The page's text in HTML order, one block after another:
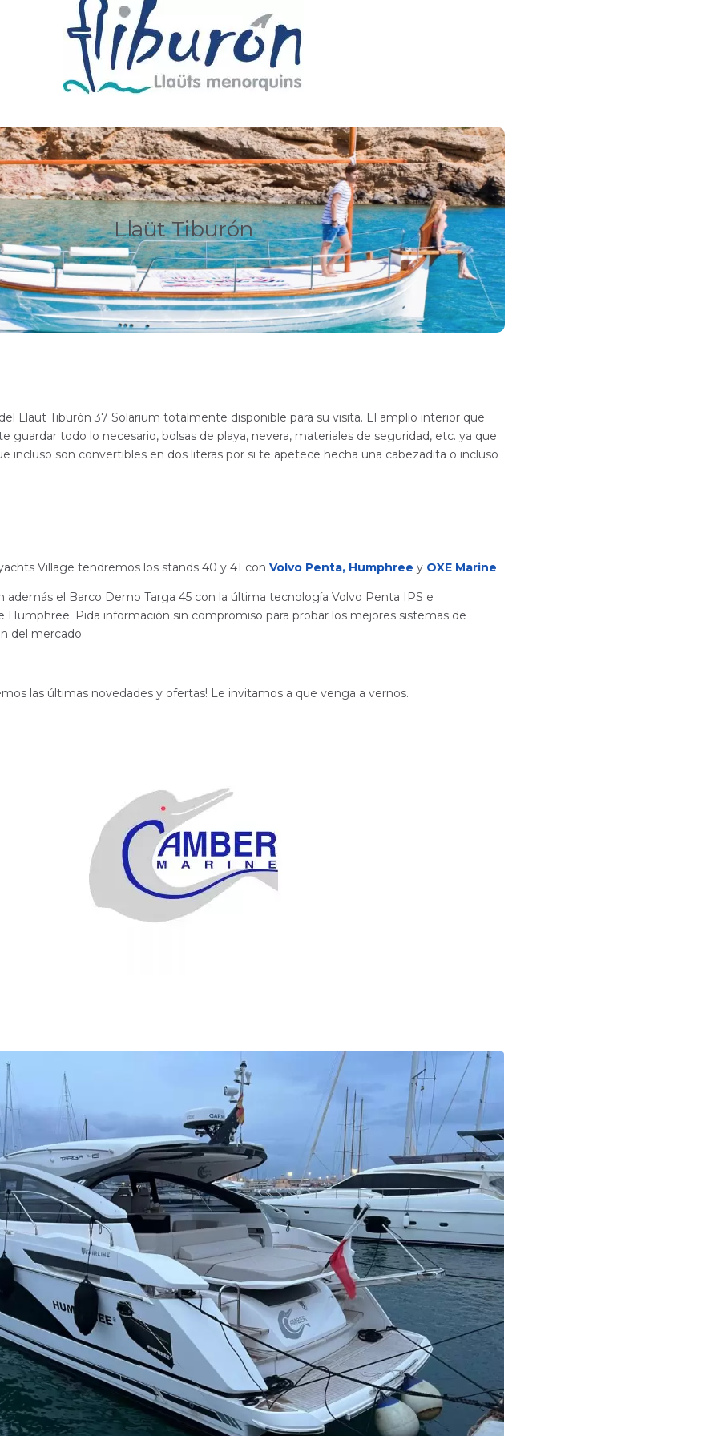
Llaüt Tiburón
Llaüt Tiburón Solarium 37
37 SOLÁRIUM ES UN LLAÜT TÍPICO MENORQUÍN IDEAL
MÁS INFORMACIÓN
Llaüt Tiburón 37 Solarium totalmente disponible para su visita. El amplio interior que
guardar todo lo necesario, bolsas de playa, nevera, materiales de seguridad, etc. ya que
incluso son convertibles en dos literas por si te apetece hecha una cabezadita o incluso
Village tendremos los stands 40 y 41 con Volvo Penta, Humphree y OXE Marine.
además el Barco Demo Targa 45 con la última tecnología Volvo Penta IPS e
Humphree. Pida información sin compromiso para probar los mejores sistemas de
del mercado.
las últimas novedades y ofertas! Le invitamos a que venga a vernos.